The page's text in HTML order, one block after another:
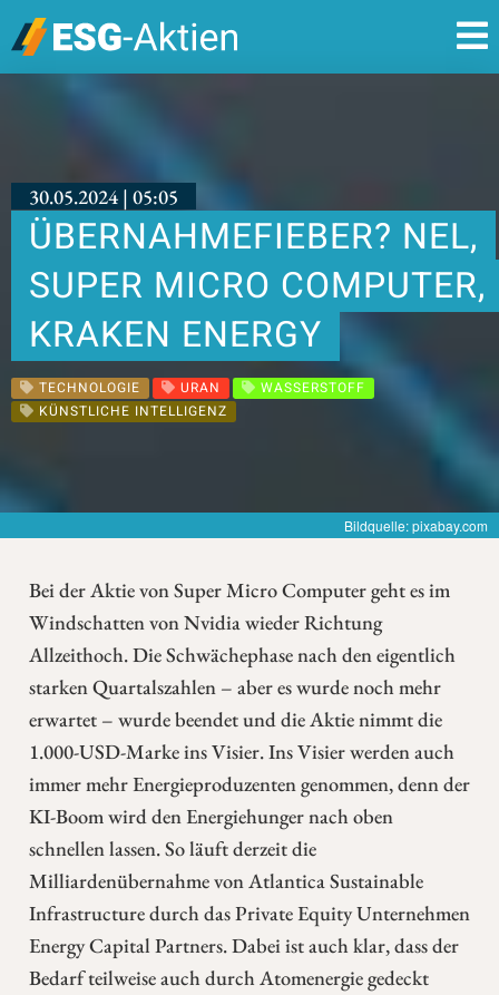
30.05.2024 | 05:05
ÜBERNAHMEFIEBER? NEL,
SUPER MICRO COMPUTER,
KRAKEN ENERGY
TECHNOLOGIE URAN
WASSERSTOFF
KÜNSTLICHE INTELLIGENZ
Bildquelle: pixabay.com
Bei der Aktie von Super Micro Computer geht es im
Windschatten von Nvidia wieder Richtung
Allzeithoch. Die Schwächephase nach den eigentlich
starken Quartalszahlen – aber es wurde noch mehr
erwartet – wurde beendet und die Aktie nimmt die
1.000-USD-Marke ins Visier. Ins Visier werden auch
immer mehr Energieproduzenten genommen, denn der
KI-Boom wird den Energiehunger nach oben
schnellen lassen. So läuft derzeit die
Milliardenübernahme von Atlantica Sustainable
Infrastructure durch das Private Equity Unternehmen
Energy Capital Partners. Dabei ist auch klar, dass der
Bedarf teilweise auch durch Atomenergie gedeckt